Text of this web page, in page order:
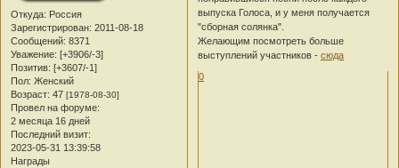
Откуда: Россия
Зарегистрирован: 2011-08-18
Сообщений: 8371
Уважение: [+3906/-3]
Позитив: [+3607/-1]
Пол: Женский
Возраст: 47 [1978-08-30]
Провел на форуме:
2 месяца 16 дней
Последний визит:
2023-05-31 13:39:58
Награды
выпуска Голоса, и у меня получается
"сборная солянка".
Желающим посмотреть больше
выступлений участников -сюда
0